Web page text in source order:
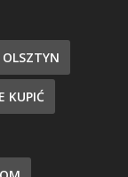
OLSZTYN
KUPIĆ